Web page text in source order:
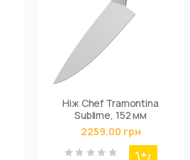
Ніж Chef Tramontina
Sublime, 152 мм
2259.00 грн